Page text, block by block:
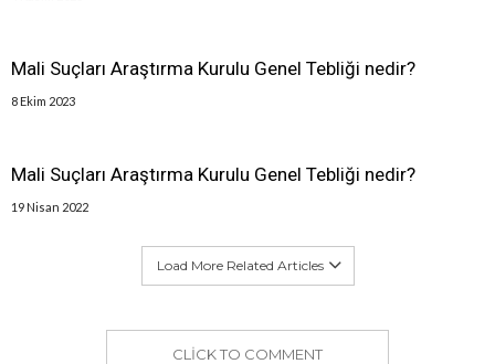
Mali Suçları Araştırma Kurulu Genel Tebliği nedir?
8 Ekim 2023
Mali Suçları Araştırma Kurulu Genel Tebliği nedir?
19 Nisan 2022
Load More Related Articles
CLICK TO COMMENT